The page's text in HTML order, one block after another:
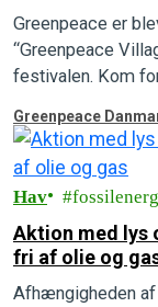
Greenpeace er
“Greenpeace
festivalen. Kom
Greenpeace
Hav
Aktion med lys
fri af olie og
Afhængigheden af